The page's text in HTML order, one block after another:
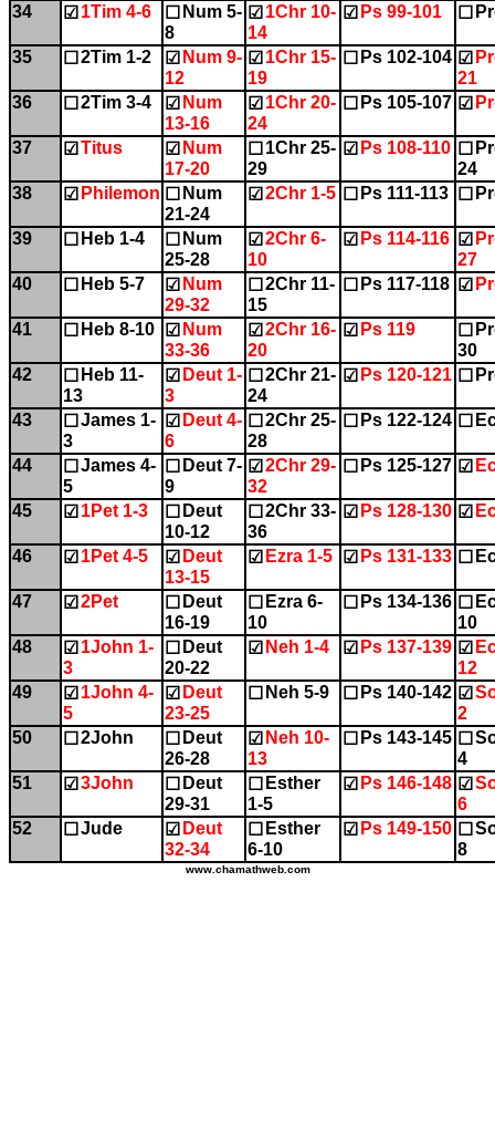
34
☑ 1Tim 4-6 ☐ Num 5-
8
☑ 1Chr 10-
14
☑ Ps 99-101 ☐
35 ☐ 2Tim 1-2 ☑ Num 9-
12
☑ 1Chr 15-
19
☐ Ps 102-104 ☑
21
36
☐ 2Tim 3-4 ☑ Num
13-16
☑ 1Chr 20-
24
☐ Ps 105-107 ☑
37 ☑ Titus ☑ Num
17-20
☐ 1Chr 25-
29
☑ Ps 108-110 ☐
24
38
☑ Philemon ☐ Num
21-24
☑ 2Chr 1-5 ☐ Ps 111-113 ☐
39 ☐ Heb 1-4 ☐ Num
25-28
☑ 2Chr 6-
10
☑ Ps 114-116 ☑
27
40
☐ Heb 5-7 ☑ Num
29-32
☐ 2Chr 11-
15
☐ Ps 117-118 ☑
41 ☐ Heb 8-10 ☑ Num
33-36
☑ 2Chr 16-
20
☑ Ps 119 ☐
30
42
☐ Heb 11-
13
☑ Deut 1-
3
☐ 2Chr 21-
24
☑ Ps 120-121 ☐
43 ☐ James 1-
3
☑ Deut 4-
6
☐ 2Chr 25-
28
☐ Ps 122-124 ☐
44 ☐ James 4-
5
☐ Deut 7-
9
☑ 2Chr 29-
32
☐ Ps 125-127 ☑
45 ☑ 1Pet 1-3 ☐ Deut
10-12
☐ 2Chr 33-
36
☑ Ps 128-130 ☑
46 ☑ 1Pet 4-5 ☑ Deut
13-15
☑ Ezra 1-5 ☑ Ps 131-133 ☐
47 ☑ 2Pet ☐ Deut
16-19
☐ Ezra 6-
10
☐ Ps 134-136 ☐
10
48
☑ 1John 1-
3
☐ Deut
20-22
☑ Neh 1-4 ☑ Ps 137-139 ☑
12
49
☑ 1John 4-
5
☑ Deut
23-25
☐ Neh 5-9 ☐ Ps 140-142 ☑
2
50
☐ 2John ☐ Deut
26-28
☑ Neh 10-
13
☐ Ps 143-145 ☐
4
51
☑ 3John ☐ Deut
29-31
☐ Esther
1-5
☑ Ps 146-148 ☑
6
52
☐ Jude ☑ Deut
32-34
☐ Esther
6-10
☑ Ps 149-150 ☐
8
www.chamathweb.com